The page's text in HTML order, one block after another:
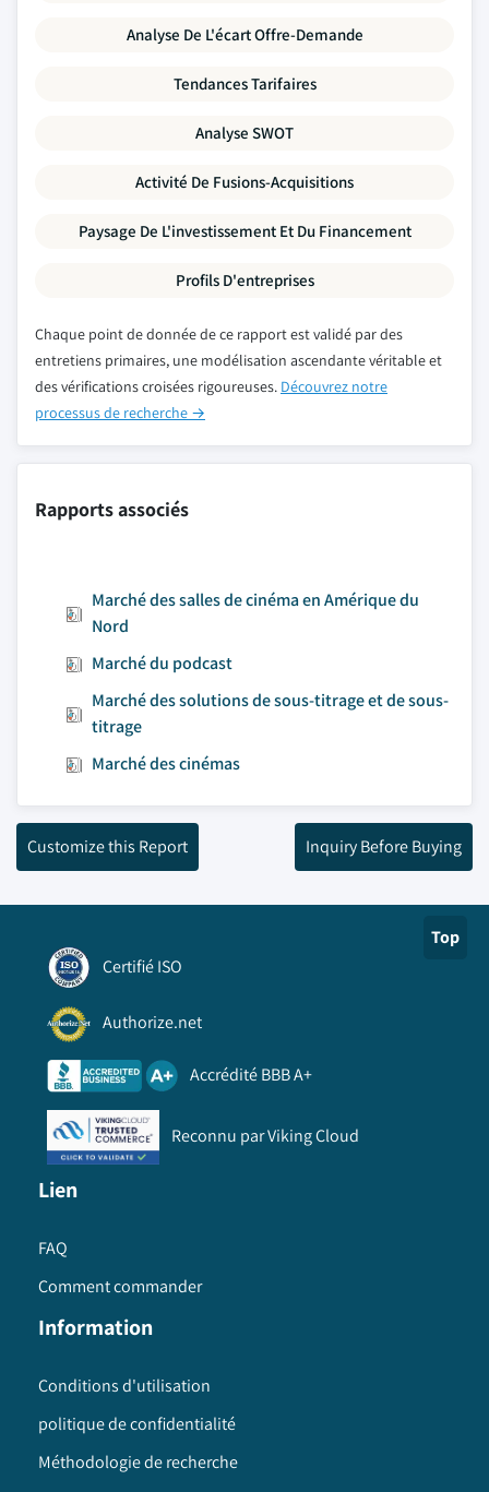
Analyse De L'écart Offre-Demande
Tendances Tarifaires
Analyse SWOT
Activité De Fusions-Acquisitions
Paysage De L'investissement Et Du Financement
Profils D'entreprises
Chaque point de donnée de ce rapport est validé par des
entretiens primaires, une modélisation ascendante véritable et
des vérifications croisées rigoureuses. Découvrez notre
processus de recherche →
Rapports associés
Marché des salles de cinéma en Amérique du
Nord
Marché du podcast
Marché des solutions de sous-titrage et de sous-
titrage
Marché des cinémas
Customize this Report Inquiry Before Buying
Top
Certifié ISO
Authorize.net
Accrédité BBB A+
Reconnu par Viking Cloud
Lien
FAQ
Comment commander
Information
Conditions d'utilisation
politique de confidentialité
Méthodologie de recherche